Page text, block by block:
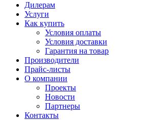
Дилерам
Услуги
Как купить
Условия оплаты
Условия доставки
Гарантия на товар
Производители
Прайс-листы
О компании
Проекты
Новости
Партнеры
Контакты